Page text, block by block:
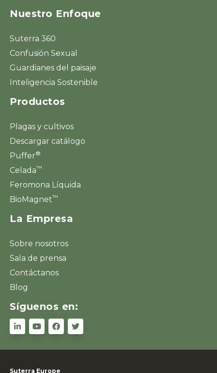
Nuestro Enfoque
Suterra 360
Confusión Sexual
Guardianes del paisaje
Inteligencia Sostenible
Productos
Plagas y cultivos
Descargar catálogo
Puffer®
Celada™
Feromona Líquida
BioMagnet™
La Empresa
Sobre nosotros
Sala de prensa
Contáctanos
Blog
Síguenos en:
Suterra Europe